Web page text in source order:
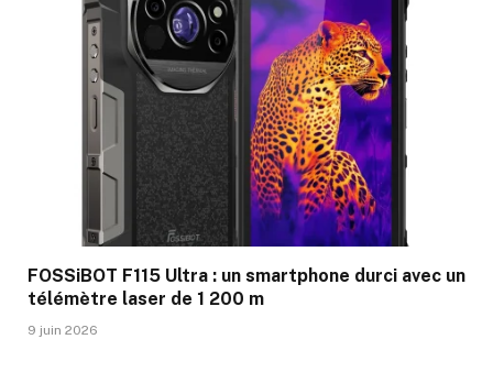
FOSSiBOT F115 Ultra : un smartphone durci avec un
télémètre laser de 1 200 m
9 juin 2026